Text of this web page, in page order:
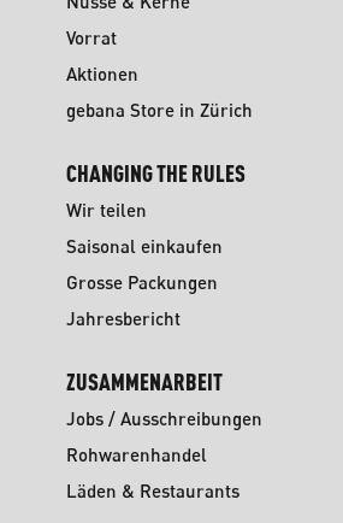
Vorrat
Aktionen
gebana Store in Zürich
CHANGING THE RULES
Wir teilen
Saisonal einkaufen
Grosse Packungen
Jahresbericht
ZUSAMMENARBEIT
Jobs / Ausschreibungen
Rohwarenhandel
Läden & Restaurants